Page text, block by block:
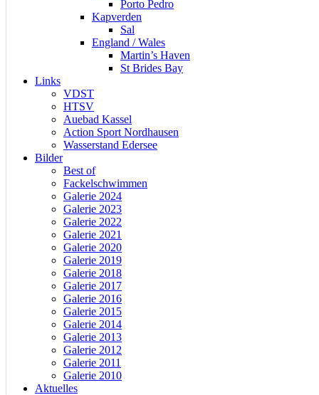
Porto Pedro
Kapverden
Sal
England / Wales
Martin’s Haven
St Brides Bay
Links
VDST
HTSV
Auebad Kassel
Action Sport Nordhausen
Wasserstand Edersee
Bilder
Best of
Fackelschwimmen
Galerie 2024
Galerie 2023
Galerie 2022
Galerie 2021
Galerie 2020
Galerie 2019
Galerie 2018
Galerie 2017
Galerie 2016
Galerie 2015
Galerie 2014
Galerie 2013
Galerie 2012
Galerie 2011
Galerie 2010
Aktuelles